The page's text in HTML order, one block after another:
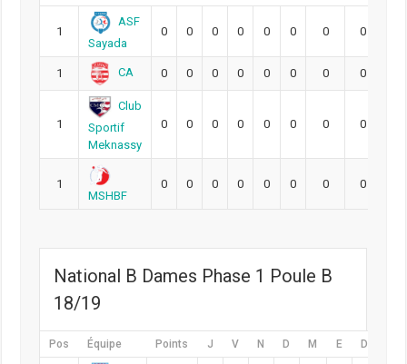
1
ASF
Sayada
0 0 0 0 0 0 0 0
1 CA 0 0 0 0 0 0 0 0
1
Club
Sportif
Meknassy
0 0 0 0 0 0 0 0
1
MSHBF
0 0 0 0 0 0 0 0
National B Dames Phase 1 Poule B
18/19
Pos Équipe Points J V N D M E DIFF